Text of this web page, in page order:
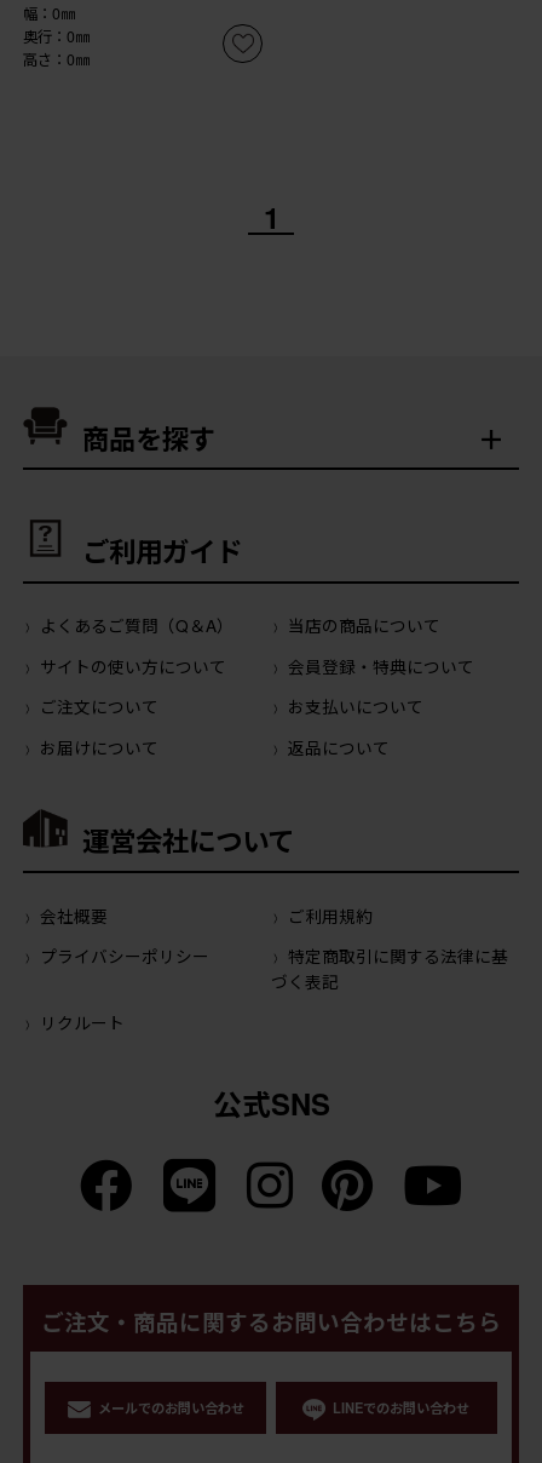
幅：0㎜
奥行：0㎜
高さ：0㎜
1
商品を探す
ご利用ガイド
よくあるご質問（Q＆A）
当店の商品について
サイトの使い方について
会員登録・特典について
ご注文について
お支払いについて
お届けについて
返品について
運営会社について
会社概要
ご利用規約
プライバシーポリシー
特定商取引に関する法律に基
づく表記
リクルート
公式SNS
ご注文・商品に関するお問い合わせはこちら
メールでのお問い合わせ LINEでのお問い合わせ